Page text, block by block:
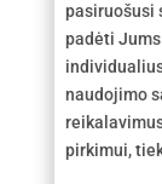
pasiruošusi
padėti
naudojimo
pirkimui,